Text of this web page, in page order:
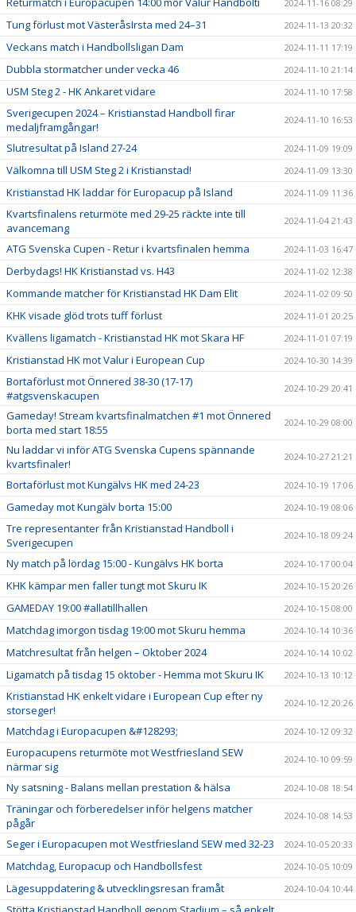
2024-11-16 08:29
Tung förlust mot VästeråsIrsta med 24–31 2024-11-13 20:32
Veckans match i Handbollsligan Dam 2024-11-11 17:19
Dubbla stormatcher under vecka 46 2024-11-10 21:14
USM Steg 2 - HK Ankaret vidare 2024-11-10 17:58
Sverigecupen 2024 – Kristianstad Handboll firar
medaljframgångar!
2024-11-10 16:53
Slutresultat på Island 27-24 2024-11-09 19:09
Välkomna till USM Steg 2 i Kristianstad! 2024-11-09 13:30
Kristianstad HK laddar för Europacup på Island 2024-11-09 11:36
Kvartsfinalens returmöte med 29-25 räckte inte till
avancemang
2024-11-04 21:43
ATG Svenska Cupen - Retur i kvartsfinalen hemma 2024-11-03 16:47
Derbydags! HK Kristianstad vs. H43 2024-11-02 12:38
Kommande matcher för Kristianstad HK Dam Elit 2024-11-02 09:50
KHK visade glöd trots tuff förlust 2024-11-01 20:25
Kvällens ligamatch - Kristianstad HK mot Skara HF 2024-11-01 07:19
Kristianstad HK mot Valur i European Cup 2024-10-30 14:39
Bortaförlust mot Önnered 38-30 (17-17)
#atgsvenskacupen
2024-10-29 20:41
Gameday! Stream kvartsfinalmatchen #1 mot Önnered
borta med start 18:55
2024-10-29 08:00
Nu laddar vi inför ATG Svenska Cupens spännande
kvartsfinaler!
2024-10-27 21:21
Bortaförlust mot Kungälvs HK med 24-23 2024-10-19 17:06
Gameday mot Kungälv borta 15:00 2024-10-19 08:06
Tre representanter från Kristianstad Handboll i
Sverigecupen
2024-10-18 09:24
Ny match på lördag 15:00 - Kungälvs HK borta 2024-10-17 00:04
KHK kämpar men faller tungt mot Skuru IK 2024-10-15 20:26
GAMEDAY 19:00 #allatillhallen 2024-10-15 08:00
Matchdag imorgon tisdag 19:00 mot Skuru hemma 2024-10-14 10:36
Matchresultat från helgen – Oktober 2024 2024-10-14 10:02
Ligamatch på tisdag 15 oktober - Hemma mot Skuru IK 2024-10-13 10:12
Kristianstad HK enkelt vidare i European Cup efter ny
storseger!
2024-10-12 20:26
Matchdag i Europacupen &#128293; 2024-10-12 09:32
Europacupens returmöte mot Westfriesland SEW
närmar sig
2024-10-10 09:59
Ny satsning - Balans mellan prestation & hälsa 2024-10-08 18:54
Träningar och förberedelser inför helgens matcher
pågår
2024-10-08 14:53
Seger i Europacupen mot Westfriesland SEW med 32-23 2024-10-05 20:33
Matchdag, Europacup och Handbollsfest 2024-10-05 10:09
Lägesuppdatering & utvecklingsresan framåt 2024-10-04 10:44